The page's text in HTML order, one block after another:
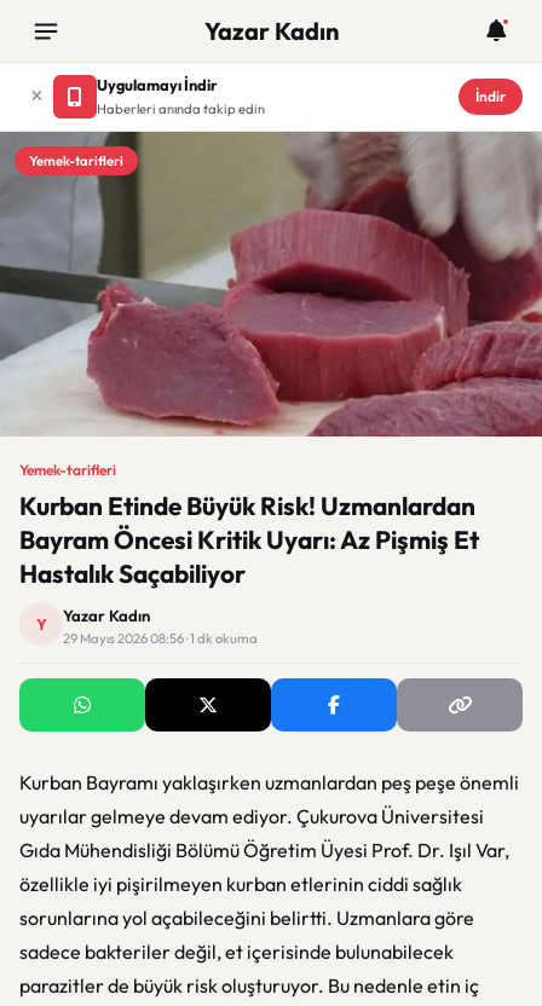
Yazar Kadın
Uygulamayı İndir
Haberleri anında takip edin
İndir
Yemek-tarifleri
Yemek-tarifleri
Kurban Etinde Büyük Risk! Uzmanlardan
Bayram Öncesi Kritik Uyarı: Az Pişmiş Et
Hastalık Saçabiliyor
Y Yazar Kadın
29 Mayıs 2026 08:56 · 1 dk okuma
Kurban Bayramı yaklaşırken uzmanlardan peş peşe önemli
uyarılar gelmeye devam ediyor. Çukurova Üniversitesi
Gıda Mühendisliği Bölümü Öğretim Üyesi Prof. Dr. Işıl Var,
özellikle iyi pişirilmeyen kurban etlerinin ciddi sağlık
sorunlarına yol açabileceğini belirtti. Uzmanlara göre
sadece bakteriler değil, et içerisinde bulunabilecek
parazitler de büyük risk oluşturuyor. Bu nedenle etin iç